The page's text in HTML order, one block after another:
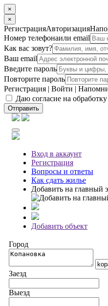
×
×
РегистрацияАвторизация
Номер телефонаили email
Как вас зовут?
Ваш email
Введите пароль
Повторите пароль
Регистрация | Войти |
Даю согласие на
Отправить
Вход в аккаунт
Регистрация
Вопросы и ответы
Как сдать жилье
Добавить на главный
Добавить объект
Город
Заезд
Выезд